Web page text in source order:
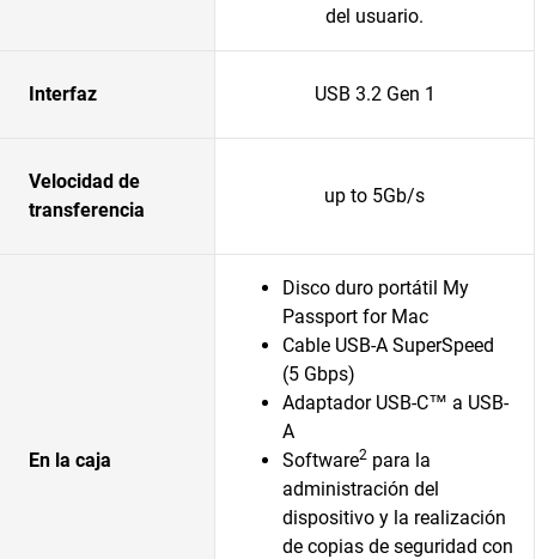
del usuario.
Interfaz USB 3.2 Gen 1
Velocidad de
transferencia
up to 5Gb/s
En la caja
Disco duro portátil My
Passport for Mac
Cable USB-A SuperSpeed
(5 Gbps)
Adaptador USB-C™ a USB-
A
Software2 para la
administración del
dispositivo y la realización
de copias de seguridad con